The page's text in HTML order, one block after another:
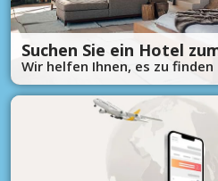
Suchen Sie ein Hotel
Wir helfen Ihnen, es zu finden